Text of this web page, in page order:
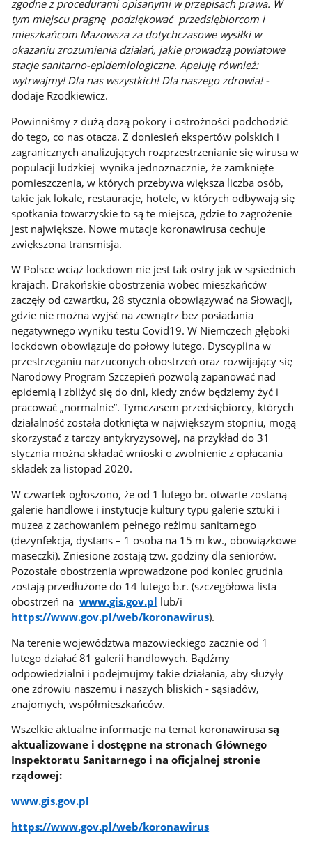
zgodne z procedurami opisanymi w przepisach prawa. W
tym miejscu pragnę podziękować przedsiębiorcom i
mieszkańcom Mazowsza za dotychczasowe wysiłki w
okazaniu zrozumienia działań, jakie prowadzą powiatowe
stacje sanitarno-epidemiologiczne. Apeluję również:
wytrwajmy! Dla nas wszystkich! Dla naszego zdrowia! -
dodaje Rzodkiewicz.
Powinniśmy z dużą dozą pokory i ostrożności podchodzić
do tego, co nas otacza. Z doniesień ekspertów polskich i
zagranicznych analizujących rozprzestrzenianie się wirusa w
populacji ludzkiej wynika jednoznacznie, że zamknięte
pomieszczenia, w których przebywa większa liczba osób,
takie jak lokale, restauracje, hotele, w których odbywają się
spotkania towarzyskie to są te miejsca, gdzie to zagrożenie
jest największe. Nowe mutacje koronawirusa cechuje
zwiększona transmisja.
W Polsce wciąż lockdown nie jest tak ostry jak w sąsiednich
krajach. Drakońskie obostrzenia wobec mieszkańców
zaczęły od czwartku, 28 stycznia obowiązywać na Słowacji,
gdzie nie można wyjść na zewnątrz bez posiadania
negatywnego wyniku testu Covid19. W Niemczech głęboki
lockdown obowiązuje do połowy lutego. Dyscyplina w
przestrzeganiu narzuconych obostrzeń oraz rozwijający się
Narodowy Program Szczepień pozwolą zapanować nad
epidemią i zbliżyć się do dni, kiedy znów będziemy żyć i
pracować „normalnie”. Tymczasem przedsiębiorcy, których
działalność została dotknięta w największym stopniu, mogą
skorzystać z tarczy antykryzysowej, na przykład do 31
stycznia można składać wnioski o zwolnienie z opłacania
składek za listopad 2020.
W czwartek ogłoszono, że od 1 lutego br. otwarte zostaną
galerie handlowe i instytucje kultury typu galerie sztuki i
muzea z zachowaniem pełnego reżimu sanitarnego
(dezynfekcja, dystans – 1 osoba na 15 m kw., obowiązkowe
maseczki). Zniesione zostają tzw. godziny dla seniorów.
Pozostałe obostrzenia wprowadzone pod koniec grudnia
zostają przedłużone do 14 lutego b.r. (szczegółowa lista
obostrzeń nawww.gis.gov.pl lub/i
https://www.gov.pl/web/koronawirus).
Na terenie województwa mazowieckiego zacznie od 1
lutego działać 81 galerii handlowych. Bądźmy
odpowiedzialni i podejmujmy takie działania, aby służyły
one zdrowiu naszemu i naszych bliskich - sąsiadów,
znajomych, współmieszkańców.
Wszelkie aktualne informacje na temat koronawirusasą
aktualizowane i dostępne na stronach Głównego
Inspektoratu Sanitarnego i na oficjalnej stronie
rządowej:
www.gis.gov.pl
https://www.gov.pl/web/koronawirus